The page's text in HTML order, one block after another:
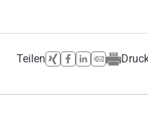
Teilen